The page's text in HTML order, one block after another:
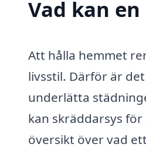
Vad kan
Att hålla hemmet
livsstil. Därför är
underlätta
kan skräddarsys
översikt över vad